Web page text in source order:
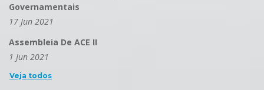
Governamentais
17 Jun 2021
Assembleia De ACE II
1 Jun 2021
Veja todos